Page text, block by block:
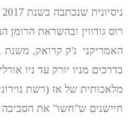
רוס גודווין ובהשראת
בדרכים מניו יורק עד ניו
מלאכותית של אז (רשת
חיישנים ש"חשו" את